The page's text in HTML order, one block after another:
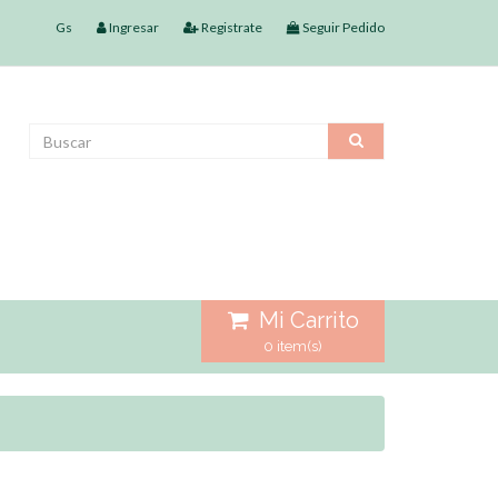
Gs Ingresar Registrate Seguir Pedido
Mi Carrito
0 item(s)